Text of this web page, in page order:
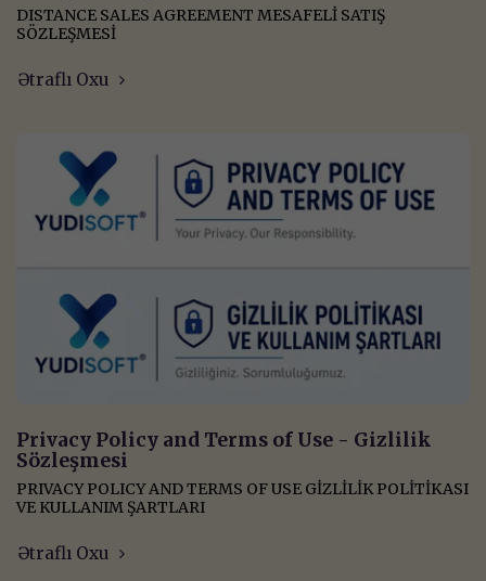
DISTANCE SALES AGREEMENT MESAFELİ SATIŞ
SÖZLEŞMESİ
Ətraflı Oxu
Privacy Policy and Terms of Use - Gizlilik
Sözleşmesi
PRIVACY POLICY AND TERMS OF USE GİZLİLİK POLİTİKASI
VE KULLANIM ŞARTLARI
Ətraflı Oxu